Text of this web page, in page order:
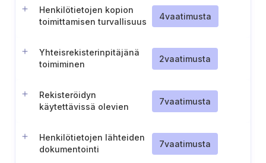
Henkilötietojen kopion
toimittamisen turvallisuus
4vaatimusta
Yhteisrekisterinpitäjänä
toimiminen
2vaatimusta
Rekisteröidyn
käytettävissä olevien
7vaatimusta
Henkilötietojen lähteiden
dokumentointi
7vaatimusta